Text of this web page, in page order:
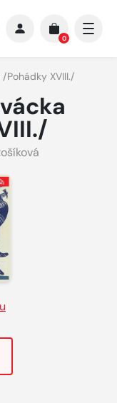
0
Pohádky XVIII./